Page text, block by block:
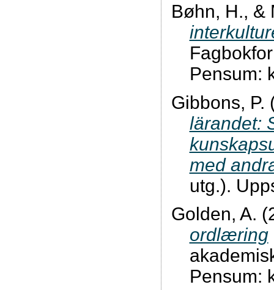
Bøhn, H., &
Pensum:
Gibbons,
lärandet:
med
utg.).
Golden, A.
ordlæring
Pensum: